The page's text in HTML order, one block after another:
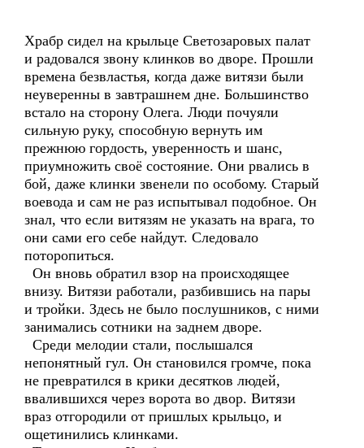
Храбр сидел на крыльце Светозаровых палат
и радовался звону клинков во дворе. Прошли
времена безвластья, когда даже витязи были
неуверенны в завтрашнем дне. Большинство
встало на сторону Олега. Люди почуяли
сильную руку, способную вернуть им
прежнюю гордость, уверенность и шанс,
приумножить своё состояние. Они рвались в
бой, даже клинки звенели по особому. Старый
воевода и сам не раз испытывал подобное. Он
знал, что если витязям не указать на врага, то
они сами его себе найдут. Следовало
поторопиться.
Он вновь обратил взор на происходящее
внизу. Витязи работали, разбившись на пары
и тройки. Здесь не было послушников, с ними
занимались сотники на заднем дворе.
Среди мелодии стали, послышался
непонятный гул. Он становился громче, пока
не превратился в крики десятков людей,
ввалившихся через ворота во двор. Витязи
враз отгородили от пришлых крыльцо, и
ощетинились клинками.